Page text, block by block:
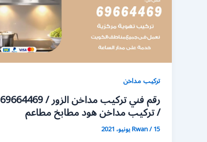
تركيب مداخن
رقم فني تركيب مداخن الزور / 69664469
/ تركيب مداخن هود مطابخ مطاعم
Rwan/15 يونيو، 2021